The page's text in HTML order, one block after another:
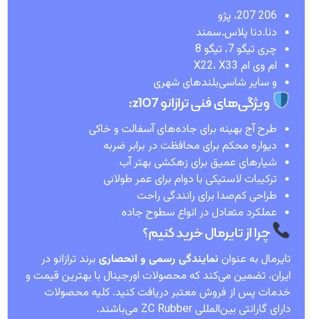
206 207، پژو
دنا.دنا پلاس.سمند
چری تیگو 7، تیگو 8
ام وی ام X22، X33
و سایر شاسی‌بلندهای شهری
ویژگی‌های فنی ترازانو z107:
طرح آج بهینه برای جاده‌های آسفالت و خاکی
دیواره محکم برای محافظت در برابر ضربه
شیارهای عمیق برای زهکشی بهتر آب
ترکیبات لاستیکی با دوام برای عمر طولانی
طراحی کم‌صدا برای رانندگی راحت
عملکرد متعادل در انواع سطوح جاده
چرا از تایرمال خرید کنیم؟
تایرمال به عنوان نمایندگی رسمی و انحصاری برند ترازانو در
ایران، تضمین می‌کند که محصولات اورجینال با بهترین قیمت و
خدمات پس از فروش معتبر دریافت کنید. کلیه محصولات
دارای گارانتی بین‌المللی ZC Rubber می‌باشند.